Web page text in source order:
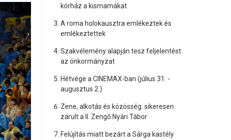
kórház a kismamákat
A roma holokausztra emlékeztek és
emlékeztettek
Szakvélemény alapján tesz feljelentést
az önkormányzat
Hétvége a CINEMAX-ban (július 31. -
augusztus 2.)
Zene, alkotás és közösség: sikeresen
zárult a II. Zengő Nyári Tábor
Felújítás miatt bezárt a Sárga kastély